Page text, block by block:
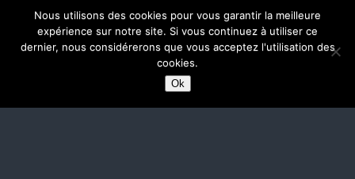
Retour au début
Nous utilisons des cookies pour vous garantir la meilleure
expérience sur notre site. Si vous continuez à utiliser ce
dernier, nous considérerons que vous acceptez l'utilisation des
cookies.
Ok